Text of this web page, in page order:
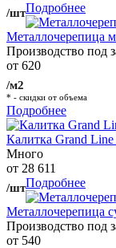
/штПодробнее
Металлочерепица
Производство под
от 620
/м2
* - скидки от объема
Подробнее
Калитка Grand
Много
от 28 611
/штПодробнее
Металлочерепица
Производство под
от 540